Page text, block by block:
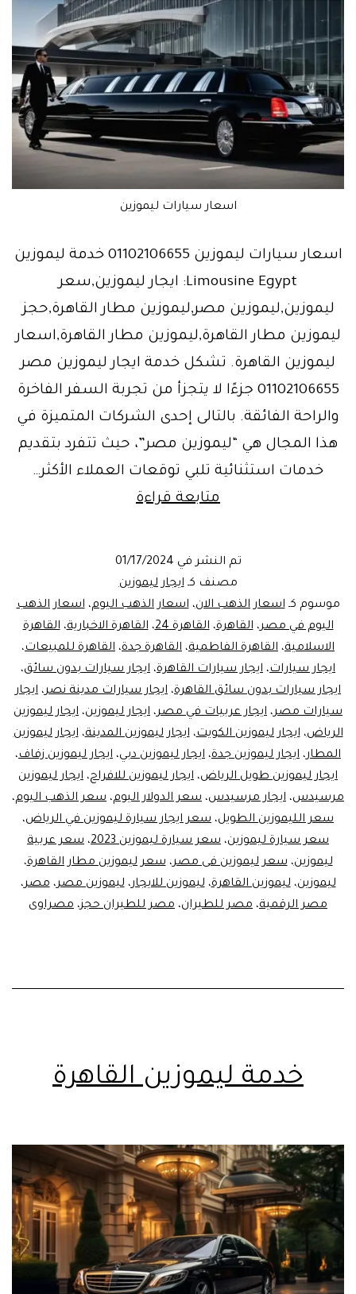
اسعار سيارات ليموزين
اسعار سيارات ليموزين 01102106655 خدمة ليموزين
Limousine Egypt: ايجار ليموزين,سعر
ليموزين,ليموزين مصر,ليموزين مطار القاهرة,حجز
ليموزين مطار القاهرة,ليموزين مطار القاهرة,اسعار
ليموزين القاهرة. تشكل خدمة ايجار ليموزين مصر
01102106655 جزءًا لا يتجزأ من تجربة السفر الفاخرة
والراحة الفائقة. بالتالى إحدى الشركات المتميزة في
هذا المجال هي “ليموزين مصر”، حيث تتفرد بتقديم
خدمات استثنائية تلبي توقعات العملاء الأكثر…
متابعة قراءة
مطار
القاهرة
تم النشر في 01/17/2024
مصنف كـايجار ليموزين
موسوم كـاسعار الذهب الان،اسعار الذهب اليوم،اسعار الذهب
اليوم في مصر،القاهرة،القاهرة 24 ،القاهرة الاخبارية،القاهرة
الاسلامية، القاهرة الفاطمية، القاهرة جدة، القاهرة للمبيعات،
ايجار سيارات، ايجار سيارات القاهرة، ايجار سيارات بدون سائق،
ايجار سيارات بدون سائق القاهرة، ايجار سيارات مدينة نصر، ايجار
سيارات مصر، ايجار عربيات في مصر، ايجار ليموزين، ايجار ليموزين
الرياض،ايجار ليموزين الكويت،ايجار ليموزين المدينة،ايجار ليموزين
المطار، ايجار ليموزين جدة، ايجار ليموزين دبي، ايجار ليموزين زفاف،
ايجار ليموزين طويل الرياض، ايجار ليموزين للافراح، ايجار ليموزين
مرسيدس، ايجار مرسيدس، سعر الدولار اليوم، سعر الذهب اليوم،
سعر الليموزين الطويل، سعر ايجار سيارة ليموزين في الرياض،
سعر سيارة ليموزين، سعر سيارة ليموزين 2023 ، سعر عربية
ليموزين،سعر ليموزين فى مصر،سعر ليموزين مطار القاهرة،
ليموزين،ليموزين القاهرة،ليموزين للايجار،ليموزين مصر،مصر،
مصر الرقمية، مصر للطيران، مصر للطيران حجز، مصراوى
خدمة ليموزين القاهرة